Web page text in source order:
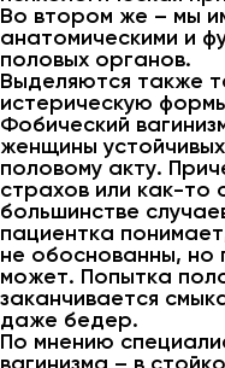
Во втором же – мы
анатомическими и
половых органов.
Выделяются также
истерическую
Фобический
женщины
половому акту.
страхов или как-то
большинстве
пациентка
не обоснованны, но
может. Попытка
заканчивается
даже бедер.
По мнению